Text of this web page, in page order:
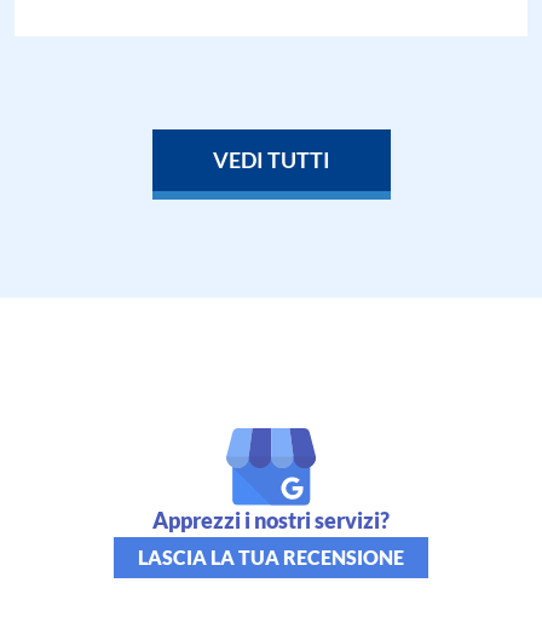
VEDI TUTTI
Apprezzi i nostri servizi?
LASCIA LA TUA RECENSIONE